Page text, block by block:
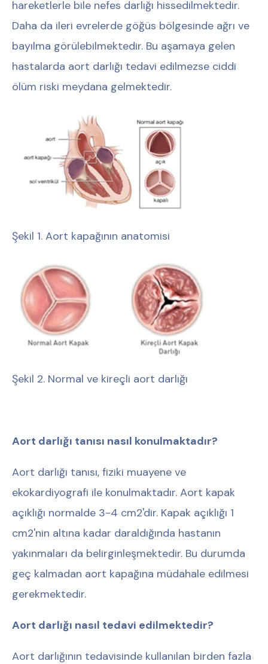
hareketlerle bile nefes darlığı hissedilmektedir.
Daha da ileri evrelerde göğüs bölgesinde ağrı ve
bayılma görülebilmektedir. Bu aşamaya gelen
hastalarda aort darlığı tedavi edilmezse ciddi
ölüm riski meydana gelmektedir.
Şekil 1. Aort kapağının anatomisi
Şekil 2. Normal ve kireçli aort darlığı
Aort darlığı tanısı nasıl konulmaktadır?
Aort darlığı tanısı, fiziki muayene ve
ekokardiyografi ile konulmaktadır. Aort kapak
açıklığı normalde 3-4 cm2'dir. Kapak açıklığı 1
cm2'nin altına kadar daraldığında hastanın
yakınmaları da belirginleşmektedir. Bu durumda
geç kalmadan aort kapağına müdahale edilmesi
gerekmektedir.
Aort darlığı nasıl tedavi edilmektedir?
Aort darlığının tedavisinde kullanılan birden fazla